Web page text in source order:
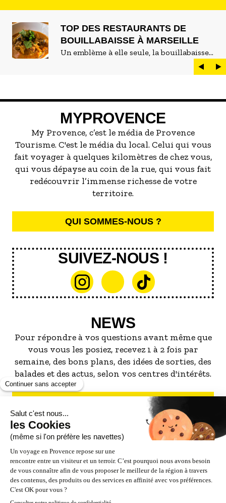
TOP DES RESTAURANTS DE
BOUILLABAISSE À MARSEILLE
Un emblème à elle seule, la bouillabaisse
est LE plat marseillais par excellence. On
peut d'ailleurs vite être submergé·e par la
servir la meilleure...
MYPROVENCE
My Provence, c’est le média de Provence
Tourisme. C'est le média du local. Celui qui vous
fait voyager à quelques kilomètres de chez vous,
qui vous dépayse au coin de la rue, qui vous fait
redécouvrir l’immense richesse de votre
territoire.
QUI SOMMES-NOUS ?
SUIVEZ-NOUS !
NEWS
Pour répondre à vos questions avant même que
vous vous les posiez, recevez 1 à 2 fois par
semaine, des bons plans, des idées de sorties, des
balades et des actus, selon vos centres d'intérêts.
S'INSCRIRE À LA NEWSLETTER
NOS PARTENAIRES
ESPACE PRO / PRESSE